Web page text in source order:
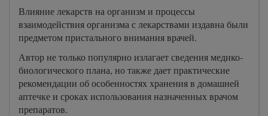
Влияние лекарств на организм и процессы
взаимодействия организма с лекарствами издавна были
предметом пристального внимания врачей.
Автор не только популярно излагает сведения медико-
биологического плана, но также дает практические
рекомендации об особенностях хранения в домашней
аптечке и сроках использования назначенных врачом
препаратов.